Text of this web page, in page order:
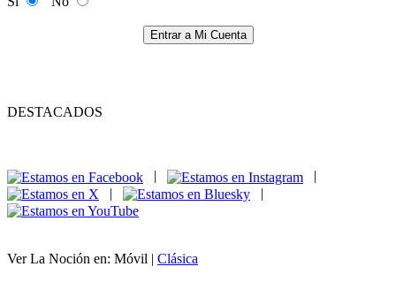
Entrar a Mi Cuenta
DESTACADOS
|
|
Ver La Noción en: Móvil | Clásica